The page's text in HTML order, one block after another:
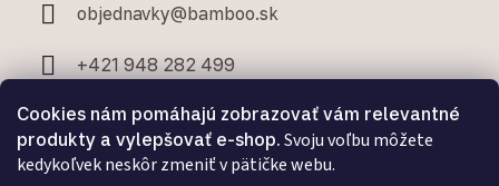
Cookies nám pomáhajú zobrazovať vám relevantné
produkty a vylepšovať e-shop. Svoju voľbu môžete
kedykoľvek neskôr zmeniť v pätičke webu.
objednavky@bamboo.sk
+421 948 282 499
+421 907 706 329